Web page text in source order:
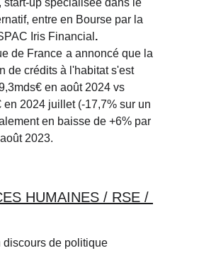
, start-up spécialisée dans le
entre en Bourse par la
Iris Financial .
de France a annoncé que la
de crédits à l'habitat s'est
en août 2024 vs
en 2024 juillet (-17,7% sur un
en baisse de +6% par
2023.
S HUMAINES / RSE /
discours de politique